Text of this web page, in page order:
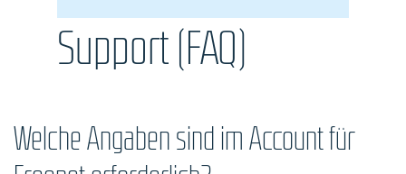
Support (FAQ)
Welche Angaben sind im Account für